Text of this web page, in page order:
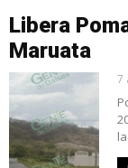
Libera
Maruata
7